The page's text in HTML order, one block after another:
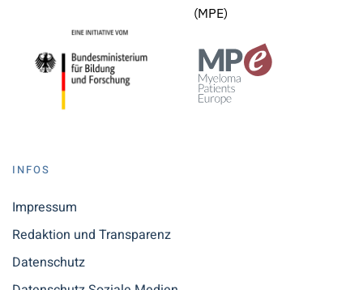
(MPE)
INFOS
Impressum
Redaktion und Transparenz
Datenschutz